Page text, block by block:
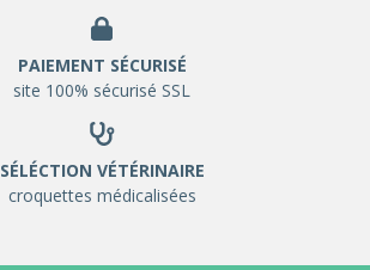
PAIEMENT SÉCURISÉ
site 100% sécurisé SSL
SÉLÉCTION VÉTÉRINAIRE
croquettes médicalisées